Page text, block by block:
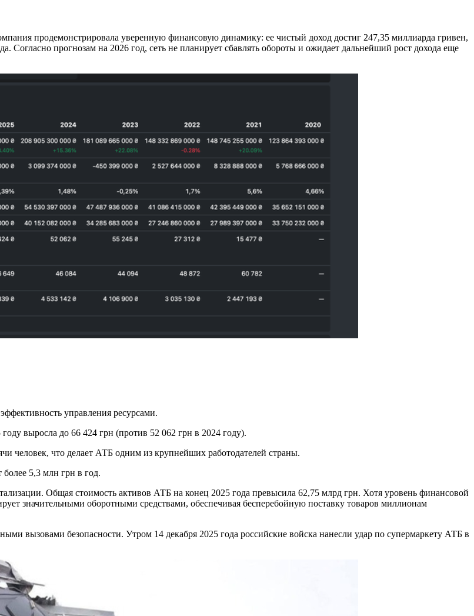
продемонстрировала уверенную финансовую динамику: ее чистый доход достиг 247,35 миллиарда гривен,
Согласно прогнозам на 2026 год, сеть не планирует сбавлять обороты и ожидает дальнейший рост дохода еще
управления ресурсами.
выросла до 66 424 грн (против 52 062 грн в 2024 году).
человек, что делает АТБ одним из крупнейших работодателей страны.
более 5,3 млн грн в год.
Общая стоимость активов АТБ на конец 2025 года превысила 62,75 млрд грн. Хотя уровень финансовой
значительными оборотными средствами, обеспечивая бесперебойную поставку товаров миллионам
вызовами безопасности. Утром 14 декабря 2025 года российские войска нанесли удар по супермаркету АТБ в